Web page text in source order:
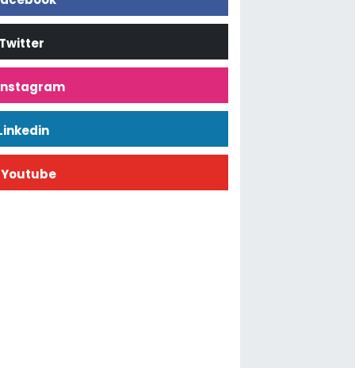
Twitter
Youtube